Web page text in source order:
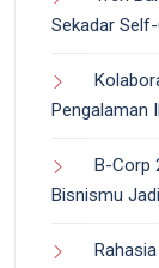
Sekadar
Pengalaman
B-Corp
Bisnismu